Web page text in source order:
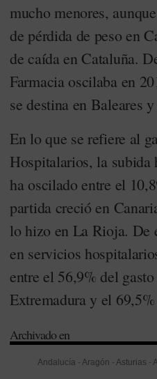
mucho menores,
de pérdida de peso en
de caída en Cataluña.
Farmacia oscilaba en
se destina en Baleares
En lo que se refiere al
Hospitalarios, la subida
ha oscilado entre el
partida creció en
lo hizo en La Rioja. De
en servicios
entre el 56,9% del
Extremadura y el
Archivado en
Andalucía - Aragón - Asturias -